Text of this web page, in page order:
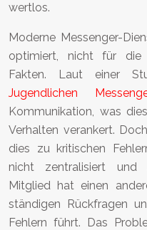
wertlos.
Moderne Messenger-
optimiert, nicht für die
Fakten. Laut einer
Jugendlichen
Kommunikation, was
Verhalten verankert.
dies zu kritischen
nicht zentralisiert und
Mitglied hat einen
ständigen Rückfragen
Fehlern führt. Das